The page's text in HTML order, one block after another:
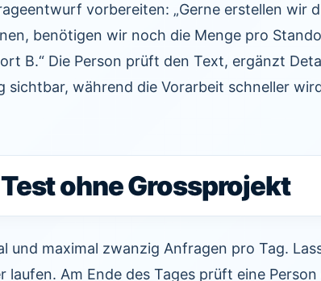
vorbereiten: „Gerne erstellen wir
benötigen wir noch die Menge pro
B.“ Die Person prüft den Text, ergänzt
sichtbar, während die Vorarbeit schneller
ohne Grossprojekt
und maximal zwanzig Anfragen pro Tag.
laufen. Am Ende des Tages prüft eine